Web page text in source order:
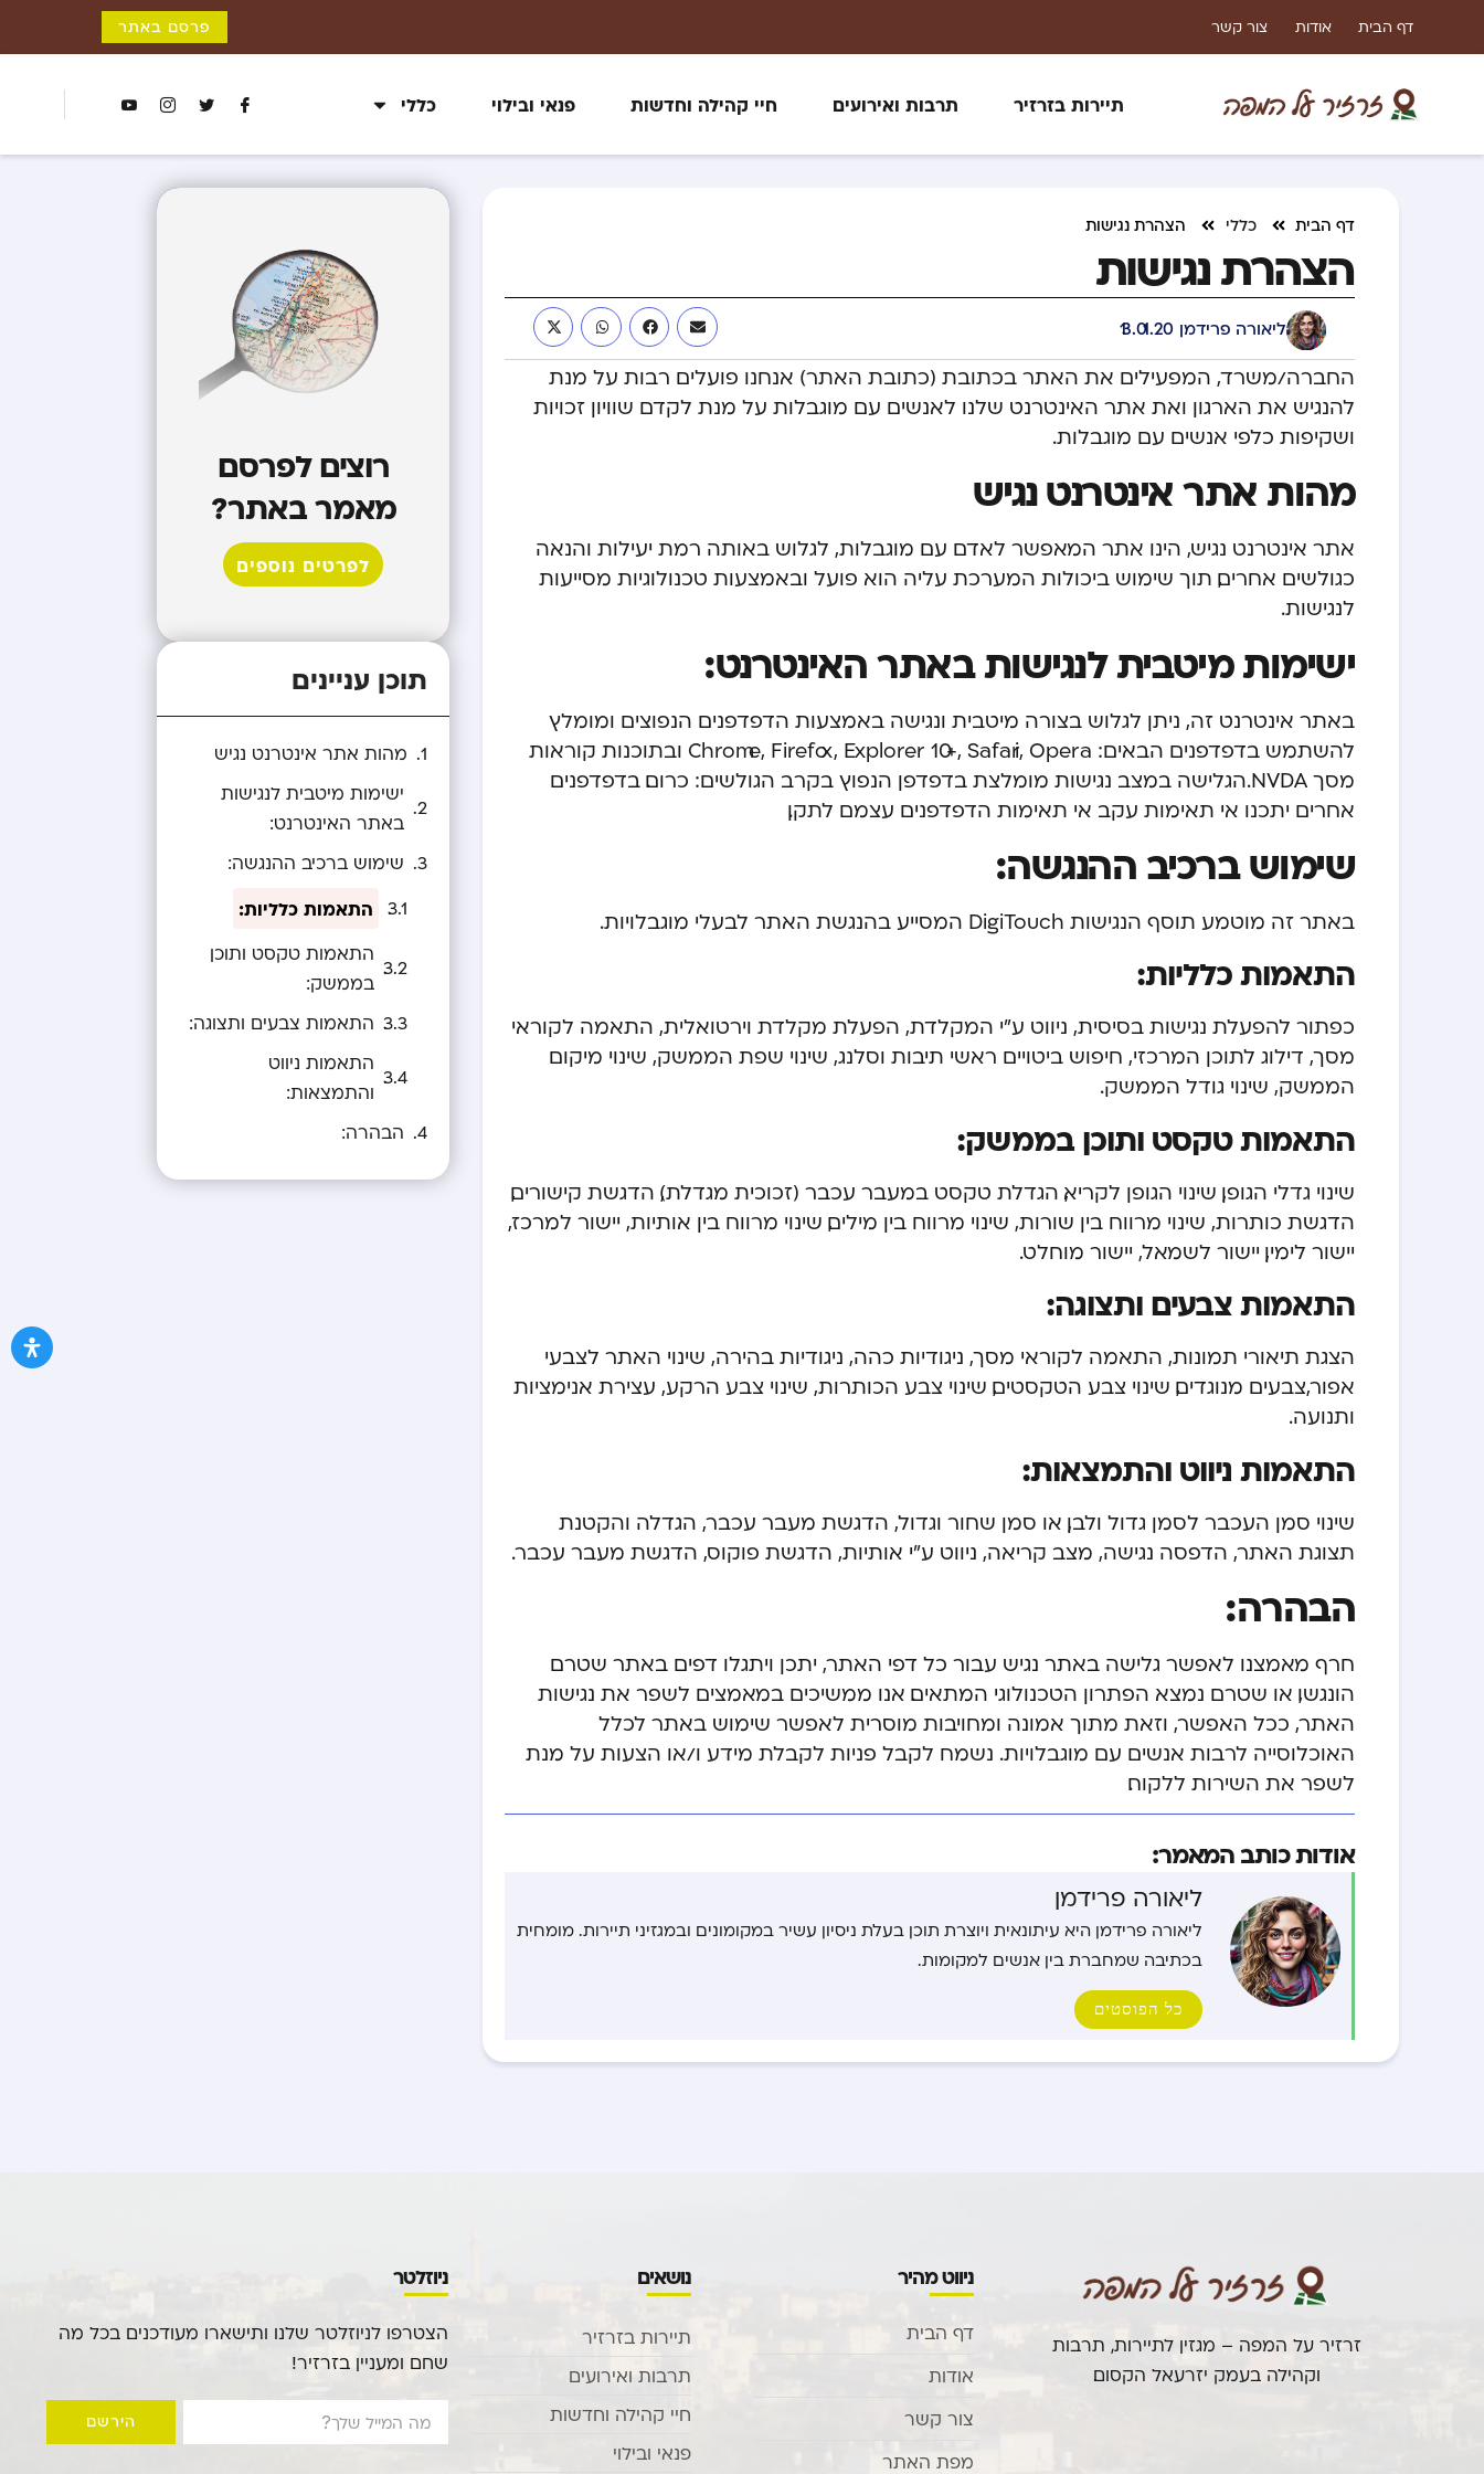
דף הבית אודות צור קשר פרסם באתר
תיירות בזרזיר תרבות ואירועים חיי קהילה וחדשות פנאי ובילוי כללי
דף הבית כללי הצהרת נגישות
הצהרת נגישות
ליאורה פרידמן 13.01.20
החברה/משרד, המפעילים את האתר בכתובת (כתובת האתר) אנחנו פועלים רבות על מנת
להנגיש את הארגון ואת אתר האינטרנט שלנו לאנשים עם מוגבלות על מנת לקדם שוויון זכויות
ושקיפות כלפי אנשים עם מוגבלות.
מהות אתר אינטרנט נגיש
אתר אינטרנט נגיש, הינו אתר המאפשר לאדם עם מוגבלות, לגלוש באותה רמת יעילות והנאה
כגולשים אחרים, תוך שימוש ביכולות המערכת עליה הוא פועל ובאמצעות טכנולוגיות מסייעות
לנגישות.
ישימות מיטבית לנגישות באתר האינטרנט:
באתר אינטרנט זה, ניתן לגלוש בצורה מיטבית ונגישה באמצעות הדפדפנים הנפוצים ומומלץ
להשתמש בדפדפנים הבאים: Chrome, Firefox, Explorer 10+, Safari, Opera ובתוכנות קוראות
מסך NVDA. הגלישה במצב נגישות מומלצת בדפדפן הנפוץ בקרב הגולשים: כרום. בדפדפנים
אחרים יתכנו אי תאימות עקב אי תאימות הדפדפנים עצמם לתקן.
שימוש ברכיב ההנגשה:
באתר זה מוטמע תוסף הנגישות DigiTouch המסייע בהנגשת האתר לבעלי מוגבלויות.
התאמות כלליות:
כפתור להפעלת נגישות בסיסית, ניווט ע”י המקלדת, הפעלת מקלדת וירטואלית, התאמה לקוראי
מסך, דילוג לתוכן המרכזי, חיפוש ביטויים ראשי תיבות וסלנג, שינוי שפת הממשק, שינוי מיקום
הממשק, שינוי גודל הממשק.
התאמות טקסט ותוכן בממשק:
שינוי גדלי הגופן, שינוי הגופן לקריא, הגדלת טקסט במעבר עכבר (זכוכית מגדלת), הדגשת קישורים,
הדגשת כותרות, שינוי מרווח בין שורות, שינוי מרווח בין מילים, שינוי מרווח בין אותיות, יישור למרכז,
יישור לימין, יישור לשמאל, יישור מוחלט.
התאמות צבעים ותצוגה:
הצגת תיאורי תמונות, התאמה לקוראי מסך, ניגודיות כהה, ניגודיות בהירה, שינוי האתר לצבעי
אפור,צבעים מנוגדים, שינוי צבע הטקסטים, שינוי צבע הכותרות, שינוי צבע הרקע, עצירת אנימציות
ותנועה.
התאמות ניווט והתמצאות:
שינוי סמן העכבר לסמן גדול ולבן, או סמן שחור וגדול, הדגשת מעבר עכבר, הגדלה והקטנת
תצוגת האתר, הדפסה נגישה, מצב קריאה, ניווט ע”י אותיות, הדגשת פוקוס, הדגשת מעבר עכבר.
הבהרה:
חרף מאמצנו לאפשר גלישה באתר נגיש עבור כל דפי האתר, יתכן ויתגלו דפים באתר שטרם
הונגשו, או שטרם נמצא הפתרון הטכנולוגי המתאים. אנו ממשיכים במאמצים לשפר את נגישות
האתר, ככל האפשר, וזאת מתוך אמונה ומחויבות מוסרית לאפשר שימוש באתר לכלל
האוכלוסייה לרבות אנשים עם מוגבלויות. נשמח לקבל פניות לקבלת מידע ו/או הצעות על מנת
לשפר את השירות ללקוח.
אודות כותב המאמר:
ליאורה פרידמן
ליאורה פרידמן היא עיתונאית ויוצרת תוכן בעלת ניסיון עשיר במקומונים ובמגזיני תיירות. מומחית
בכתיבה שמחברת בין אנשים למקומות.
כל הפוסטים
רוצים לפרסם
מאמר באתר?
לפרטים נוספים
תוכן עניינים
מהות אתר אינטרנט נגיש
ישימות מיטבית לנגישות
באתר האינטרנט:
שימוש ברכיב ההנגשה:
התאמות כלליות:
התאמות טקסט ותוכן
בממשק:
התאמות צבעים ותצוגה:
התאמות ניווט
והתמצאות:
הבהרה:
זרזיר על המפה – מגזין לתיירות, תרבות
וקהילה בעמק יזרעאל הקסום.
ניווט מהיר
דף הבית
אודות
צור קשר
מפת האתר
נושאים
תיירות בזרזיר
תרבות ואירועים
חיי קהילה וחדשות
פנאי ובילוי
ניוזלטר
הצטרפו לניוזלטר שלנו ותישארו מעודכנים בכל מה
שחם ומעניין בזרזיר!
הירשם